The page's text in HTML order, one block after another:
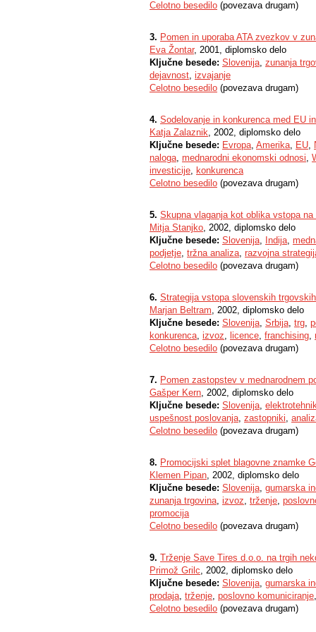
Celotno besedilo (povezava drugam)
3. Pomen in uporaba ATA zvezkov v
Eva Žontar, 2001, diplomsko delo
Ključne besede: Slovenija, zunanja
dejavnost, izvajanje
Celotno besedilo (povezava drugam)
4. Sodelovanje in konkurenca med EU
Katja Zalaznik, 2002, diplomsko delo
Ključne besede: Evropa, Amerika, EU,
naloga, mednarodni ekonomski odnosi,
investicije, konkurenca
Celotno besedilo (povezava drugam)
5. Skupna vlaganja kot oblika vstopa
Mitja Stanjko, 2002, diplomsko delo
Ključne besede: Slovenija, Indija,
podjetje, tržna analiza, razvojna
Celotno besedilo (povezava drugam)
6. Strategija vstopa slovenskih
Marjan Beltram, 2002, diplomsko delo
Ključne besede: Slovenija, Srbija, trg,
konkurenca, izvoz, licence, franchising,
Celotno besedilo (povezava drugam)
7. Pomen zastopstev v mednarodnem
Gašper Kern, 2002, diplomsko delo
Ključne besede: Slovenija,
uspešnost poslovanja, zastopniki,
Celotno besedilo (povezava drugam)
8. Promocijski splet blagovne znamke
Klemen Pipan, 2002, diplomsko delo
Ključne besede: Slovenija, gumarska
zunanja trgovina, izvoz, trženje,
promocija
Celotno besedilo (povezava drugam)
9. Trženje Save Tires d.o.o. na trgih
Primož Grilc, 2002, diplomsko delo
Ključne besede: Slovenija, gumarska
prodaja, trženje, poslovno komuniciranje
Celotno besedilo (povezava drugam)